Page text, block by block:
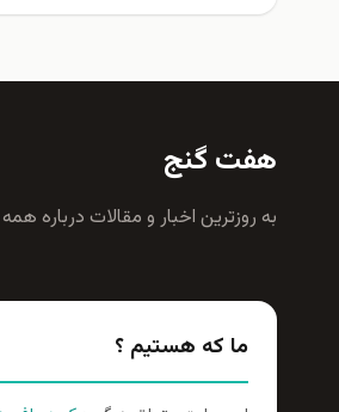
هفت گنج
به روزترين اخبار و مقالات درباره
ما که هستیم ؟